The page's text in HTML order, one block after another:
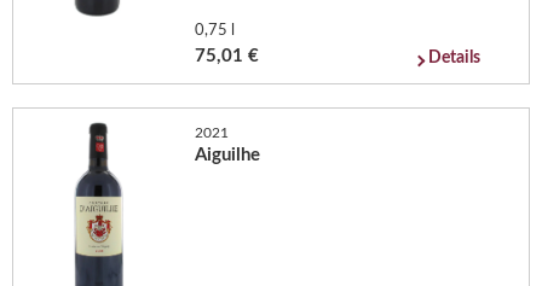
0,75 l
75,01 € Details
2021
Aiguilhe